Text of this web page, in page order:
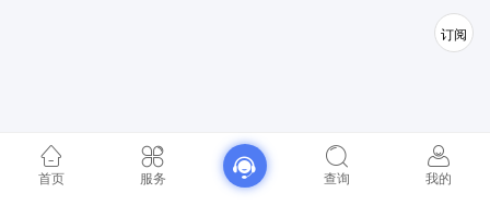
首页 服务 查询 我的
订阅